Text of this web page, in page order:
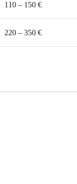
110 – 150 €
220 – 350 €